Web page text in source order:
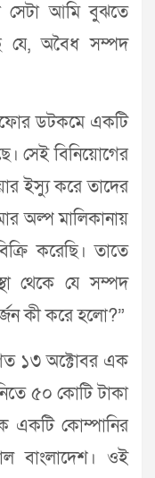
সেটা আমি বুঝতে
যে, অবৈধ সম্পদ
ডটকমে একটি
সেই বিনিয়োগের
ইস্যু করে তাদের
অল্প মালিকানায়
করেছি। তাতে
থেকে যে সম্পদ
কী করে হলো?”
১৩ অক্টোবর এক
৫০ কোটি টাকা
একটি কোম্পানির
বাংলাদেশ। ওই